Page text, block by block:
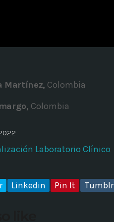
Time
Martínez, Colombia
Colombia
Laboratorio Clínico
Linkedin Pin It Tumblr